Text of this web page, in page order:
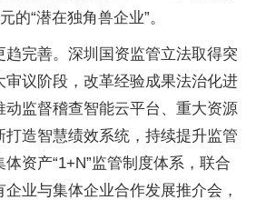
的“潜在独角兽企业”。
趋完善。深圳国资监管立法取得突
审议阶段，改革经验成果法治化进
动监督稽查智能云平台、重大资源
打造智慧绩效系统，持续提升监管
资产“1+N”监管制度体系，联合
业与集体企业合作发展推介会，